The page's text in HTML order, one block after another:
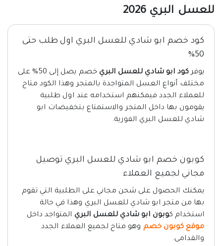
للعسل البري 2026
كود خصم ابو شادي للعسل البري اول طلب حتى
50%
يوفركود ابو شادي للعسل البري
خصم يصل إلى 50% على
مختلف أنواع العسل المتواجدة بالمتجر وهذا الكود متاح
للعملاء الجدد فيمكنهم استخدامه عند اول طلبية
يقومون بها داخل المتجر والاستمتاع بتخفيضات ابو
شادي للعسل البري الفورية.
كوبون خصم ابو شادي للعسل البري توصيل
مجاني لجميع العملاء
يمكنك الحصول على شحن مجاني على الطلبية التي تقوم
بها من متجر ابو شادي للعسل البري وهذا في حالة
استخدام كوبون ابو شادي للعسل البري المتواجد داخل
موقع كوبون خصم وهو متاح لجميع العملاء الجدد
والقدامى.